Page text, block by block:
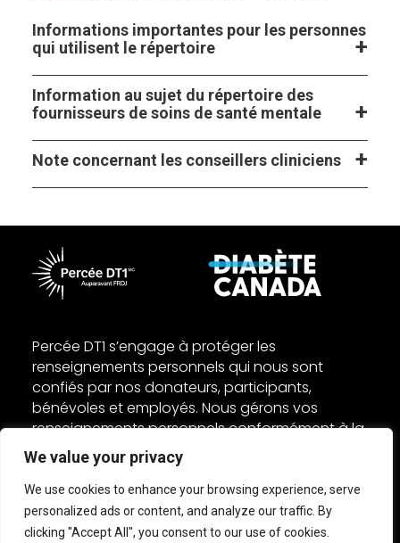
We value your privacy
We use cookies to enhance your browsing experience, serve
personalized ads or content, and analyze our traffic. By
clicking "Accept All", you consent to our use of cookies.
Informations importantes pour les personnes
qui utilisent le répertoire
Information au sujet du répertoire des
fournisseurs de soins de santé mentale
Note concernant les conseillers cliniciens
Percée DT1 s’engage à protéger les
renseignements personnels qui nous sont
confiés par nos donateurs, participants,
bénévoles et employés. Nous gérons vos
renseignements personnels conformément à la
Loi fédérale sur la protection des
renseignements personnels et les documents
électroniques (LPRPDE) et autres lois
applicables. Lisez nos politiques de
confidentialitéetd'accessibilité.